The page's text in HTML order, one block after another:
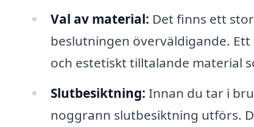
Val av material: Det finns ett
beslutningen överväldigande.
och estetiskt tilltalande material
Slutbesiktning: Innan du tar i
noggrann slutbesiktning utförs.